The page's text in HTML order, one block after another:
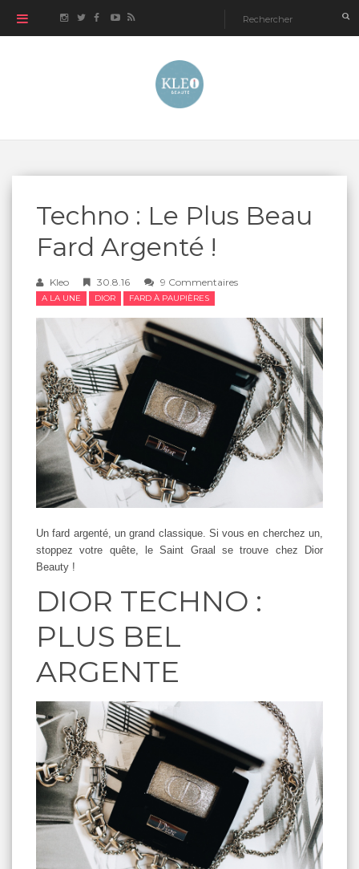
Techno : Le Plus Beau
Fard Argenté !
Kleo 30.8.16 9 Commentaires
A LA UNE DIOR FARD À PAUPIÈRES
Un fard argenté, un grand classique. Si vous en cherchez un,
stoppez votre quête, le Saint Graal se trouve chez Dior
Beauty !
DIOR TECHNO :
PLUS BEL
ARGENTE